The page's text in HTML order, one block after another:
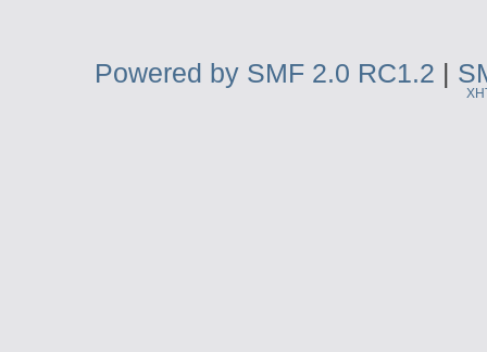
Powered by SMF 2.0 RC1.2 |